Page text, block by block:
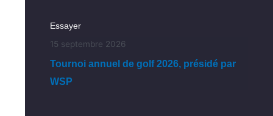
Essayer
15 septembre 2026
Tournoi annuel de golf 2026, présidé par
WSP